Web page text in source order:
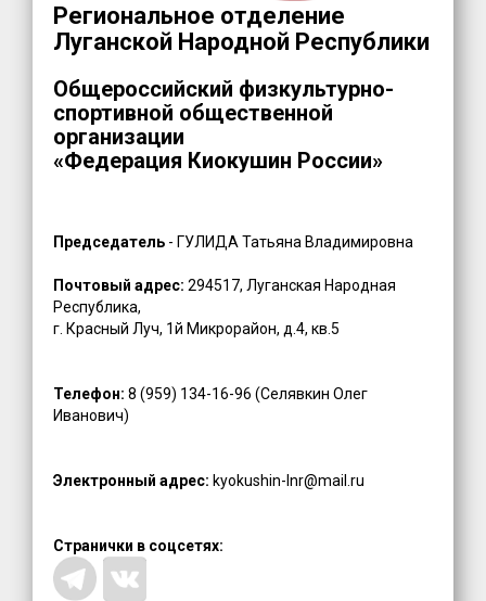
Региональное отделение
Луганской Народной Республики
Общероссийский физкультурно-
спортивной общественной
организации
«Федерация Киокушин России»
Председатель - ГУЛИДА Татьяна Владимировна
Почтовый адрес:294517, Луганская Народная
Республика,
г. Красный Луч, 1й Микрорайон, д.4, кв.5
Телефон:8 (959) 134-16-96 (Селявкин Олег
Иванович)
Электронный адрес: kyokushin-lnr@mail.ru
Странички в соцсетях: